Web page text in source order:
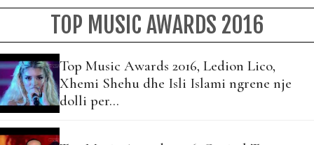
TOP MUSIC AWARDS 2016
Top Music Awards 2016, Ledion Lico,
Xhemi Shehu dhe Isli Islami ngrene nje
dolli per…